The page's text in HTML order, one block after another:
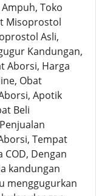
Toko
Misoprostol
Asli,
Kandungan,
Aborsi, Harga
Obat
Apotik
Beli
Tempat
Dengan
kandungan
menggugurkan